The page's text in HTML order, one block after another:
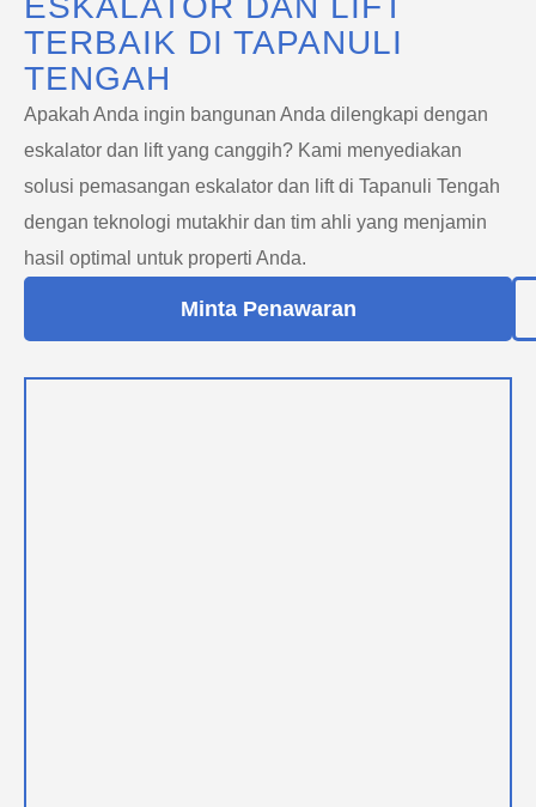
TERBAIK DI TAPANULI
TENGAH
Apakah Anda ingin bangunan Anda dilengkapi dengan
eskalator dan lift yang canggih? Kami menyediakan
solusi pemasangan eskalator dan lift di Tapanuli Tengah
dengan teknologi mutakhir dan tim ahli yang menjamin
hasil optimal untuk properti Anda.
Minta Penawaran